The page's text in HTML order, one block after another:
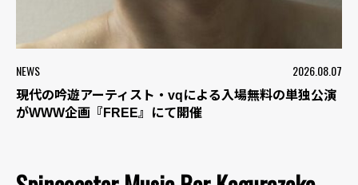
NEWS 2026.08.07
現代の吟遊アーティスト・vqによる入場無料の単独公演
がWWW企画『FREE』にて開催